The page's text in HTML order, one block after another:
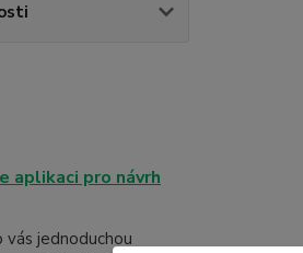
aplikaci pro návrh
jednoduchou